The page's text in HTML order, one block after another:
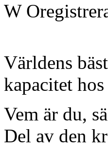
W
Världens
kapacitet hos
Vem är du,
Del av den